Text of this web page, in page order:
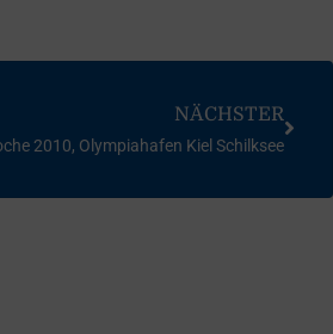
NÄCHSTER
2010, Olympiahafen Kiel Schilksee